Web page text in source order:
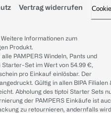
Vertrag widerrufen
Informationen zum
Produkt.
PAMPERS Windeln, Pants und
Set im Wert von 54.99 €,
pro Einkauf einlösbar. Der
Gültig in allen BIPA Filialen
Abholung des tiptoi Starter Sets
der PAMPERS Einkäufe ist
zu retournieren, andernfalls wird